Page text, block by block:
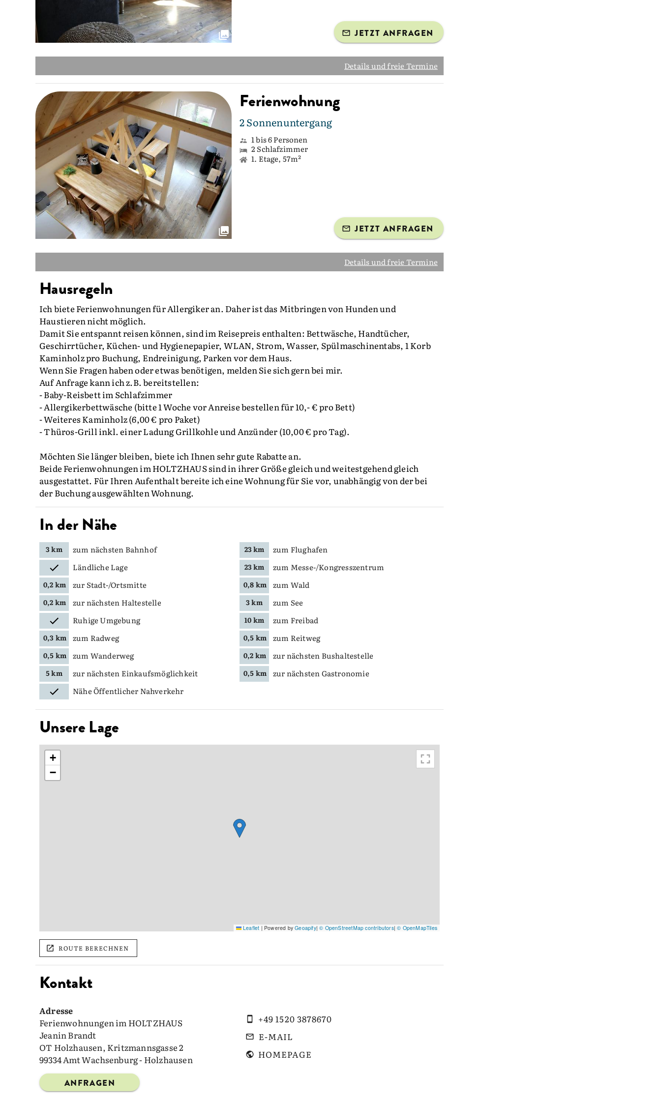
JETZT ANFRAGEN
Details und freie Termine
Ferienwohnung
2 Sonnenuntergang
1 bis 6 Personen
2 Schlafzimmer
1. Etage, 57m²
JETZT ANFRAGEN
Details und freie Termine
Hausregeln
Ich biete Ferienwohnungen für Allergiker an. Daher ist das Mitbringen von Hunden und
Haustieren nicht möglich.
Damit Sie entspannt reisen können, sind im Reisepreis enthalten: Bettwäsche, Handtücher,
Geschirrtücher, Küchen- und Hygienepapier, WLAN, Strom, Wasser, Spülmaschinentabs, 1 Korb
Kaminholz pro Buchung, Endreinigung, Parken vor dem Haus.
Wenn Sie Fragen haben oder etwas benötigen, melden Sie sich gern bei mir.
Auf Anfrage kann ich z.B. bereitstellen:
- Baby-Reisbett im Schlafzimmer
- Allergikerbettwäsche (bitte 1 Woche vor Anreise bestellen für 10,- € pro Bett)
- Weiteres Kaminholz (6,00 € pro Paket)
- Thüros-Grill inkl. einer Ladung Grillkohle und Anzünder (10,00 € pro Tag).
Möchten Sie länger bleiben, biete ich Ihnen sehr gute Rabatte an.
Beide Ferienwohnungen im HOLTZHAUS sind in ihrer Größe gleich und weitestgehend gleich
ausgestattet. Für Ihren Aufenthalt bereite ich eine Wohnung für Sie vor, unabhängig von der bei
der Buchung ausgewählten Wohnung.
In der Nähe
3 km zum nächsten Bahnhof 23 km
zum Flughafen
Ländliche Lage
23 km zum Messe-/Kongresszentrum
0,2 km zur Stadt-/Ortsmitte 0,8 km zum Wald
0,2 km zur nächsten Haltestelle 3 km
zum See
Ruhige Umgebung
10 km zum Freibad
0,3 km zum Radweg 0,5 km zum Reitweg
0,5 km zum Wanderweg 0,2 km zur nächsten Bushaltestelle
5 km zur nächsten Einkaufsmöglichkeit 0,5 km
zur nächsten Gastronomie
Nähe Öffentlicher Nahverkehr
Unsere Lage
+
−
Leaflet | Powered byGeoapify|© OpenStreetMap contributors|© OpenMapTiles
ROUTE BERECHNEN
Kontakt
Adresse
Ferienwohnungen im HOLTZHAUS
Jeanin Brandt
OT Holzhausen, Kritzmannsgasse 2
99334 Amt Wachsenburg - Holzhausen
ANFRAGEN
+49 1520 3878670
E-MAIL
HOMEPAGE